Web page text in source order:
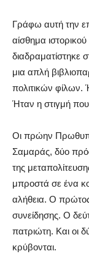
Γράφω αυτή την
αίσθημα
διαδραματίστηκε
μια απλή
πολιτικών φίλων.
Ήταν η στιγμή
Οι πρώην
Σαμαράς, δύο
της
μπροστά σε ένα
αλήθεια. Ο
συνείδησης. Ο
πατριώτη. Και οι
κρύβονται.